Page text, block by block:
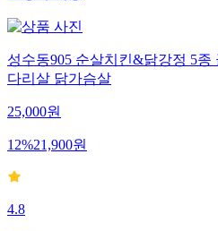
성수동905 순살치킨&닭강정 5
다리살 닭가슴살
25,000원
12%21,900원
4.8